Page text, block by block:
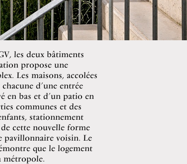
les deux bâtiments
propose une
Les maisons, accolées
d’une entrée
en bas et d’un patio en
communes et des
stationnement
cette nouvelle forme
pavillonnaire voisin. Le
que le logement
métropole.